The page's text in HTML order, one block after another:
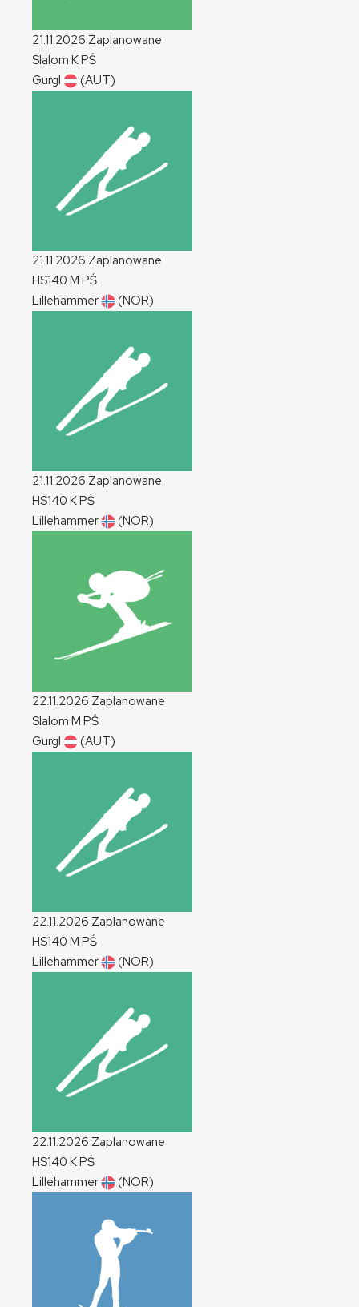
21.11.2026 Zaplanowane
Slalom KPŚ
Gurgl
(AUT)
21.11.2026 Zaplanowane
HS140 M PŚ
Lillehammer
(NOR)
21.11.2026 Zaplanowane
HS140 KPŚ
Lillehammer
(NOR)
22.11.2026 Zaplanowane
Slalom M PŚ
Gurgl
(AUT)
22.11.2026 Zaplanowane
HS140 M PŚ
Lillehammer
(NOR)
22.11.2026 Zaplanowane
HS140 KPŚ
Lillehammer
(NOR)